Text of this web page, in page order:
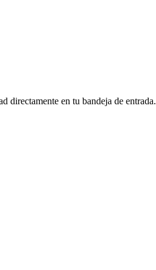
directamente en tu bandeja de entrada.